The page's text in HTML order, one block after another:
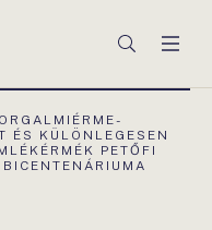
Keresés
ÉS KÜLÖNLEGESEN
PETŐFI